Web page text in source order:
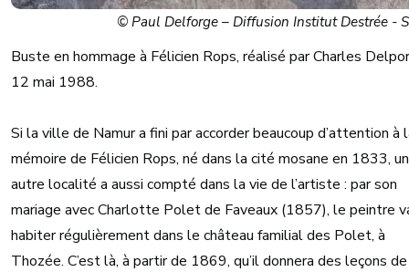
© Paul Delforge – Diffusion Institut Destrée -
Buste en hommage à Félicien Rops, réalisé par Charles
12 mai 1988.
Si la ville de Namur a fini par accorder beaucoup d’attention à
mémoire de Félicien Rops, né dans la cité mosane en 1833,
autre localité a aussi compté dans la vie de l’artiste : par son
mariage avec Charlotte Polet de Faveaux (1857), le peintre
habiter régulièrement dans le château familial des Polet, à
Thozée. C’est là, à partir de 1869, qu’il donnera des leçons de